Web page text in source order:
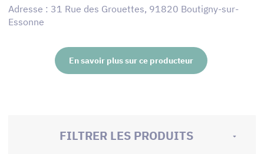
Adresse : 31 Rue des Grouettes, 91820 Boutigny-sur-
Essonne
En savoir plus sur ce producteur
FILTRER LES PRODUITS